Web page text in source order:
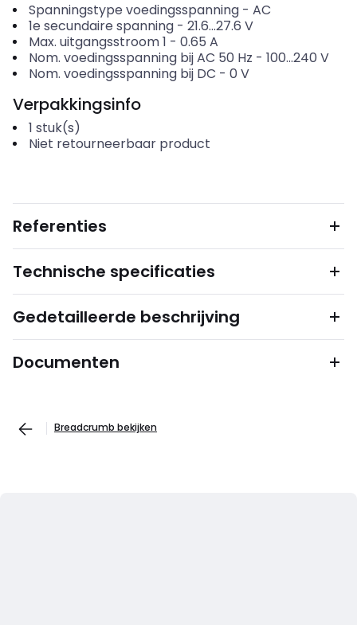
Spanningstype voedingsspanning- AC
1e secundaire spanning- 21.6...27.6 V
Max. uitgangsstroom 1 - 0.65 A
Nom. voedingsspanning bij AC 50 Hz - 100...240 V
Nom. voedingsspanning bij DC - 0 V
Verpakkingsinfo
1 stuk(s)
Niet retourneerbaar product
Referenties
Technische specificaties
Gedetailleerde beschrijving
Documenten
Breadcrumb bekijken